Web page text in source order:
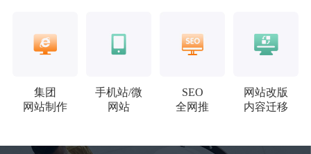
集团
网站制作
手机站/微
网站
SEO
全网推
网站改版
内容迁移